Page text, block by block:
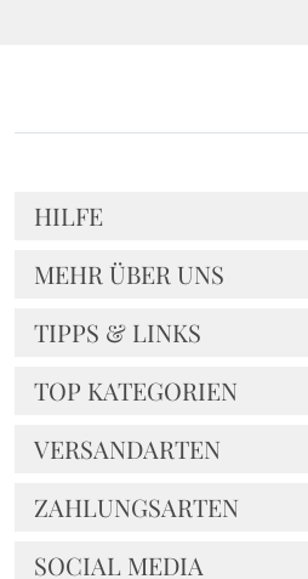
HILFE
MEHR ÜBER UNS
TIPPS & LINKS
TOP KATEGORIEN
VERSANDARTEN
ZAHLUNGSARTEN
SOCIAL MEDIA